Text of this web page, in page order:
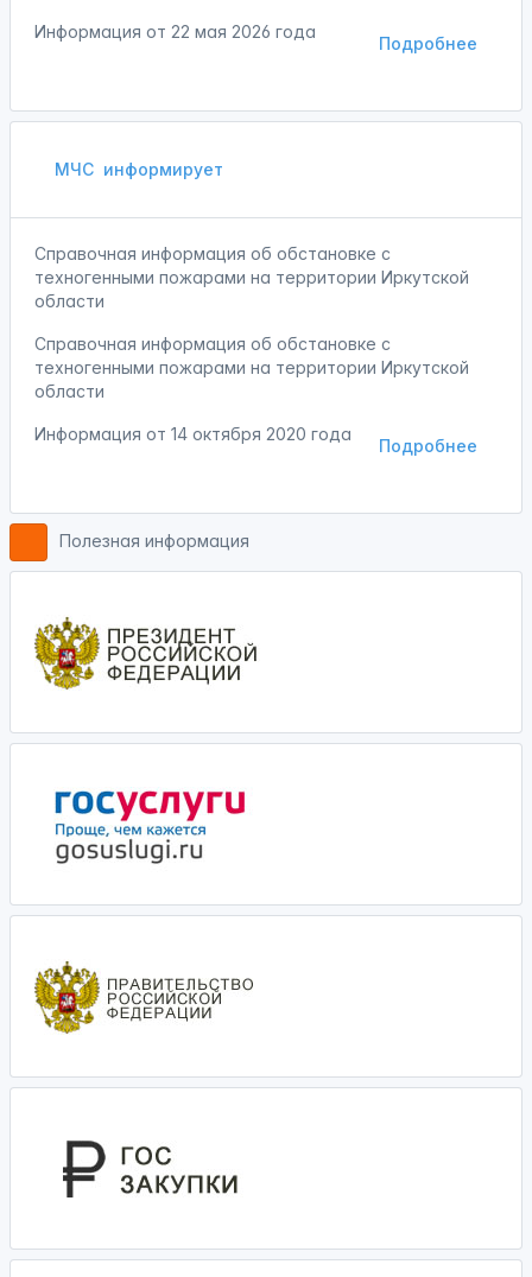
Подробнее
Информация от 22 мая 2026 года
МЧС информирует
Справочная информация об обстановке с
техногенными пожарами на территории Иркутской
области
Справочная информация об обстановке с
техногенными пожарами на территории Иркутской
области
Подробнее
Информация от 14 октября 2020 года
Полезная информация